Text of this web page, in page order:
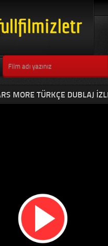
MORE TÜRKÇE DUBLAJ